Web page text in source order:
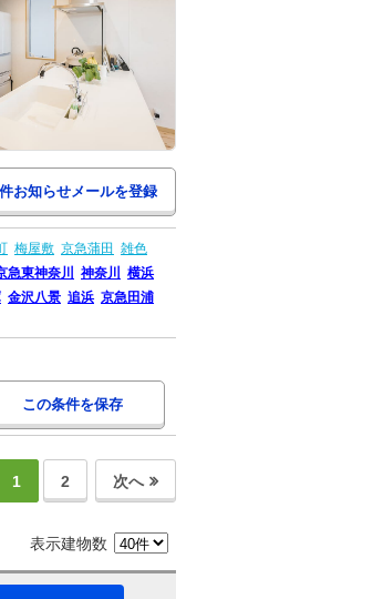
梅屋敷 京急蒲田 雑色
急東神奈川 神奈川
横浜
金沢八景 追浜 京急田浦
この条件を保存
1 2 次へ
表示建物数